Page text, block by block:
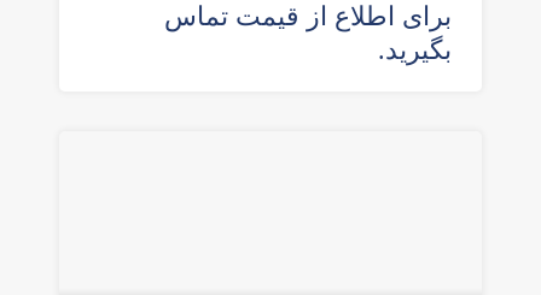
برای اطلاع از قیمت تماس
بگیرید.